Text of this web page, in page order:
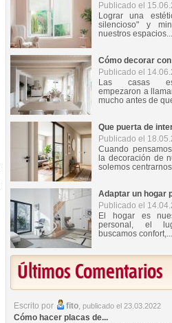
Publicado el
Lograr una
silencioso" y
nuestros espacios...
Cómo decorar
Publicado el
Las casas
empezaron a
mucho antes de
Que puerta de
Publicado el
Cuando
la decoración de
solemos
Adaptar un hogar
Publicado el
El hogar es
personal, el
buscamos confort,...
Últimos Comentarios
Escrito por fito, publicado el 23.03.2022
Cómo hacer placas de...